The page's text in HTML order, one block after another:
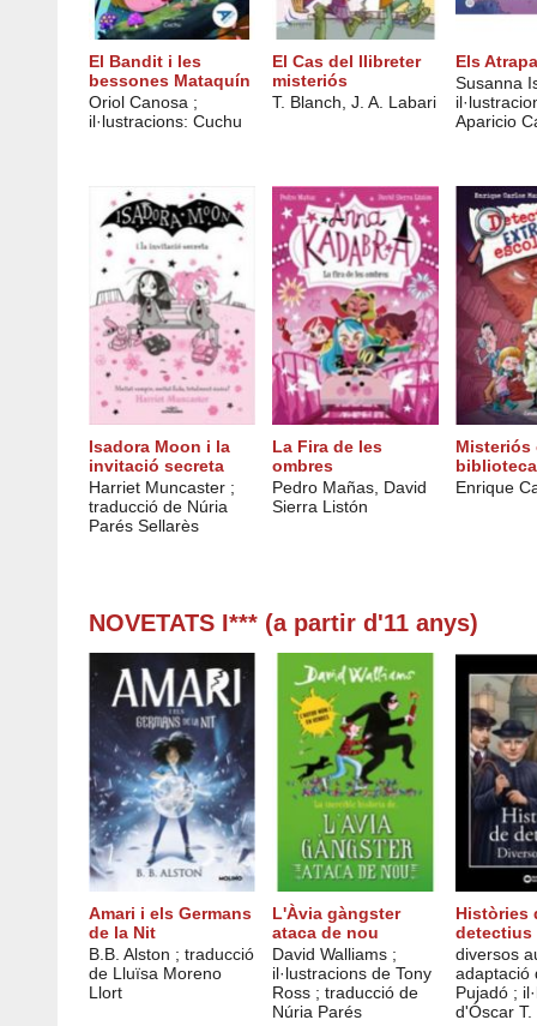
El Bandit i les
bessones Mataquín
Oriol Canosa ;
il·lustracions: Cuchu
El Cas del llibreter
misteriós
T. Blanch, J. A. Labari
Els
Susanna
Aparicio
Isadora Moon i la
invitació secreta
Harriet Muncaster ;
traducció de Núria
Parés Sellarès
La Fira de les
ombres
Pedro Mañas, David
Sierra Listón
Misteriós
biblioteca
Enrique
NOVETATS I*** (a partir d'11 anys)
Amari i els Germans
de la Nit
B.B. Alston ; traducció
de Lluïsa Moreno
Llort
L'Àvia gàngster
ataca de nou
David Walliams ;
il·lustracions de Tony
Ross ; traducció de
Núria Parés
Històries
detectius
diversos
adaptació
Pujadó ;
d'Óscar T.